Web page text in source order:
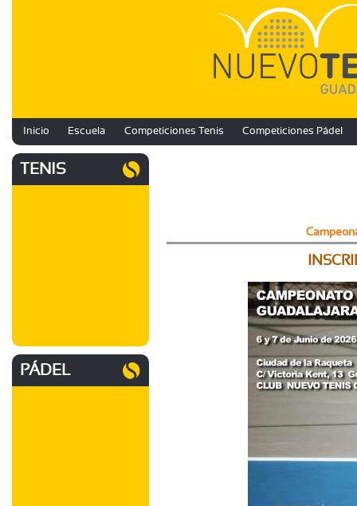
Inicio Escuela Competiciones Tenis Competiciones Pádel
TENIS
PÁDEL